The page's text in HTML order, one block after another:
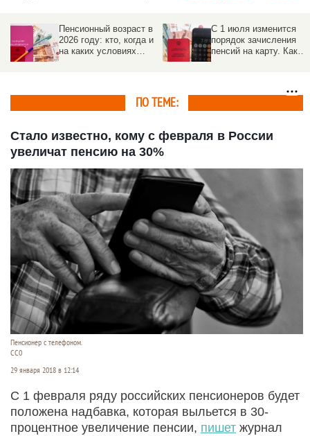
Пенсионный возраст в
2026 году: кто, когда и
на каких условиях
С 1 июля изменится
порядок зачисления
пенсий на карту. Как
ПО ТЕМЕ:
Стало известно, кому с февраля в России
увеличат пенсию на 30%
Пенсионер с телефоном.
СС0
29 января 2018 в 12:14
С 1 февраля ряду российских пенсионеров будет
положена надбавка, которая выльется в 30-
процентное увеличение пенсии, пишет журнал